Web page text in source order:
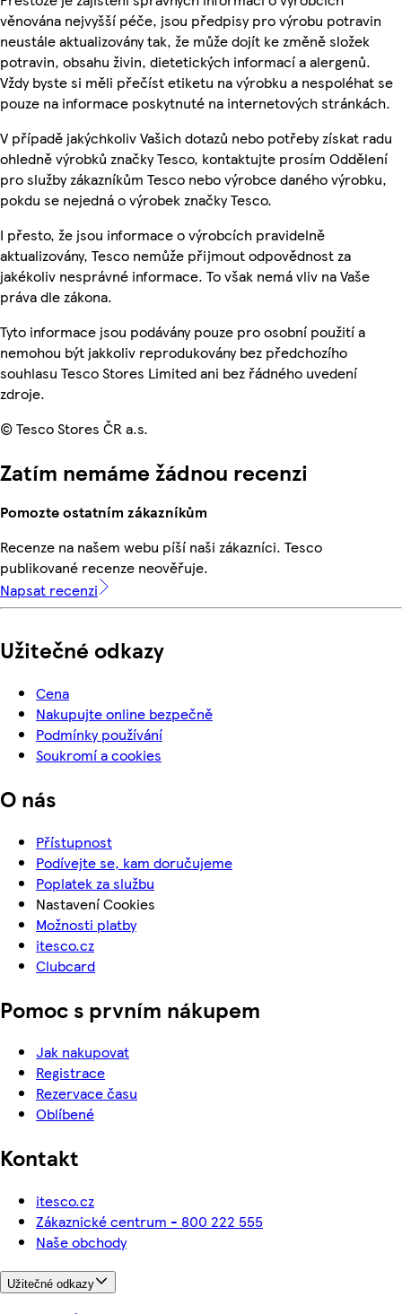
věnována nejvyšší péče, jsou předpisy pro výrobu potravin
neustále aktualizovány tak, že může dojít ke změně složek
potravin, obsahu živin, dietetických informací a alergenů.
Vždy byste si měli přečíst etiketu na výrobku a nespoléhat se
pouze na informace poskytnuté na internetových stránkách.
V případě jakýchkoliv Vašich dotazů nebo potřeby získat radu
ohledně výrobků značky Tesco, kontaktujte prosím Oddělení
pro služby zákazníkům Tesco nebo výrobce daného výrobku,
pokdu se nejedná o výrobek značky Tesco.
I přesto, že jsou informace o výrobcích pravidelně
aktualizovány, Tesco nemůže přijmout odpovědnost za
jakékoliv nesprávné informace. To však nemá vliv na Vaše
práva dle zákona.
Tyto informace jsou podávány pouze pro osobní použití a
nemohou být jakkoliv reprodukovány bez předchozího
souhlasu Tesco Stores Limited ani bez řádného uvedení
zdroje.
© Tesco Stores ČR a.s.
Zatím nemáme žádnou recenzi
Pomozte ostatním zákazníkům
Recenze na našem webu píší naši zákazníci. Tesco
publikované recenze neověřuje.
Napsat recenzi
Užitečné odkazy
Cena
Nakupujte online bezpečně
Podmínky používání
Soukromí a cookies
O nás
Přístupnost
Podívejte se, kam doručujeme
Poplatek za službu
Nastavení Cookies
Možnosti platby
itesco.cz
Clubcard
Pomoc s prvním nákupem
Jak nakupovat
Registrace
Rezervace času
Oblíbené
Kontakt
itesco.cz
Zákaznické centrum - 800 222 555
Naše obchody
Užitečné odkazy